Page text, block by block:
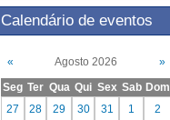
Calendário de eventos
« Agosto 2026
»
Seg Ter Qua Qui Sex Sab Dom
27
28 29 30 31 1 2